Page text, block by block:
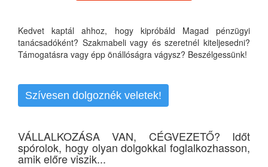
Kedvet kaptál ahhoz, hogy kipróbáld Magad pénzügyi
tanácsadóként? Szakmabeli vagy és szeretnél kiteljesedni?
Támogatásra vagy épp önállóságra vágysz? Beszélgessünk!
Szívesen dolgoznék veletek!
VÁLLALKOZÁSA VAN, CÉGVEZETŐ? Időt
spórolok, hogy olyan dolgokkal foglalkozhasson,
amik előre viszik...